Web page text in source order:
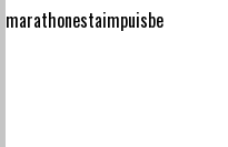
marathonestaimpuisbe